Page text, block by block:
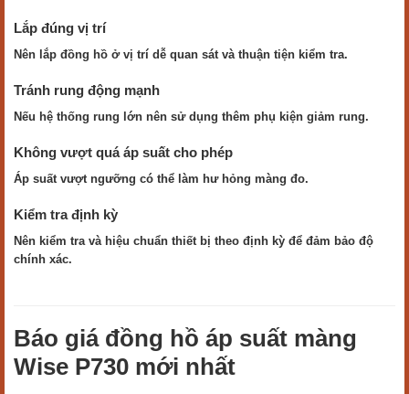
Lắp đúng vị trí
Nên lắp đồng hồ ở vị trí dễ quan sát và thuận tiện kiểm tra.
Tránh rung động mạnh
Nếu hệ thống rung lớn nên sử dụng thêm phụ kiện giảm rung.
Không vượt quá áp suất cho phép
Áp suất vượt ngưỡng có thể làm hư hỏng màng đo.
Kiểm tra định kỳ
Nên kiểm tra và hiệu chuẩn thiết bị theo định kỳ để đảm bảo độ
chính xác.
Báo giá đồng hồ áp suất màng
Wise P730 mới nhất